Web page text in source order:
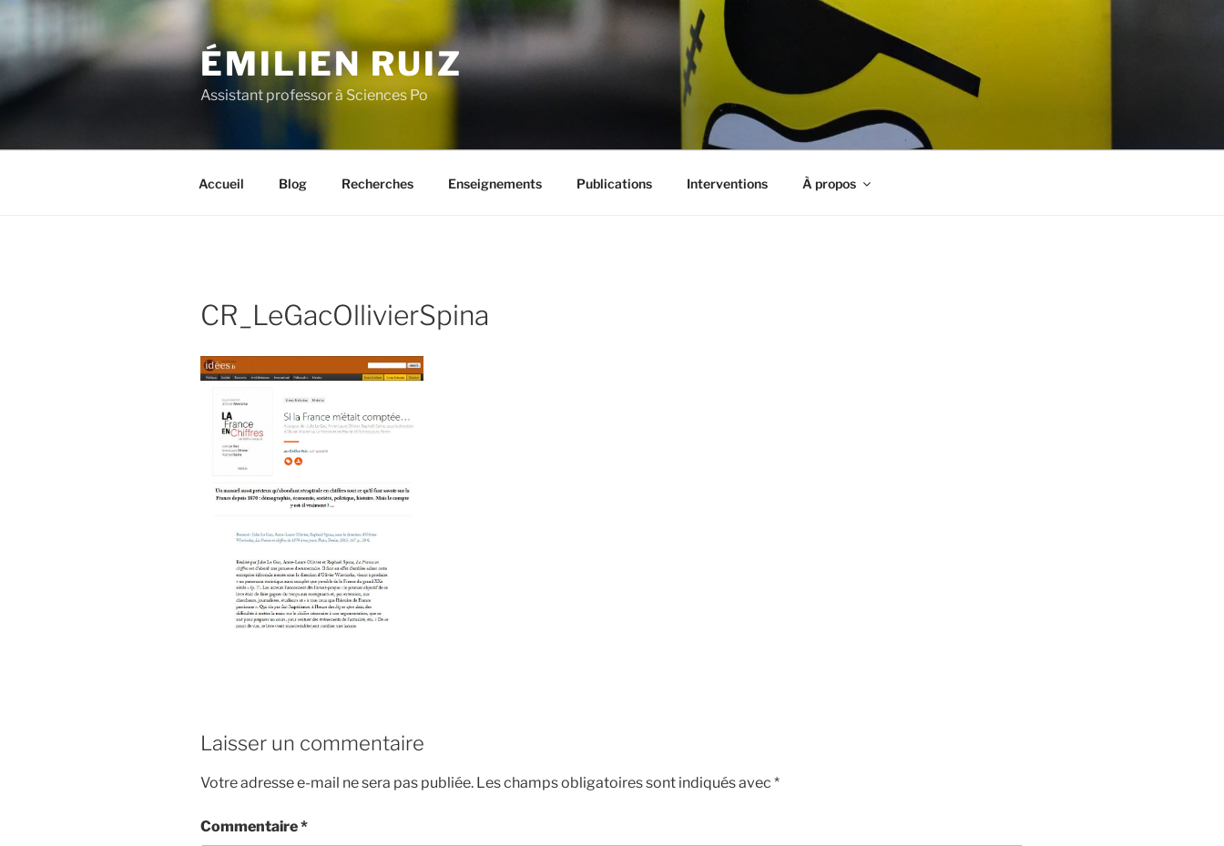
Aller
contenu
principal
ÉMILIEN RUIZ
Assistant professor à Sciences Po
Accueil Blog Recherches Enseignements Publications Interventions À propos
CR_LeGacOllivierSpina
Laisser un commentaire
Votre adresse e-mail ne sera pas publiée. Les champs obligatoires sont indiqués avec *
Commentaire*